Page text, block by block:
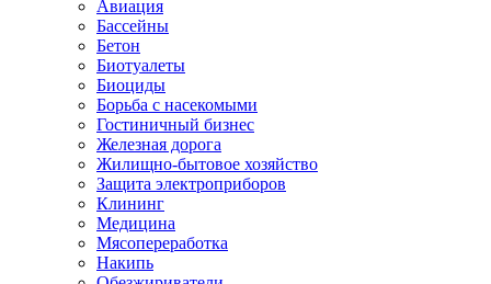
Авиация
Бассейны
Бетон
Биотуалеты
Биоциды
Борьба с насекомыми
Гостиничный бизнес
Железная дорога
Жилищно-бытовое хозяйство
Защита электроприборов
Клининг
Медицина
Мясопереработка
Накипь